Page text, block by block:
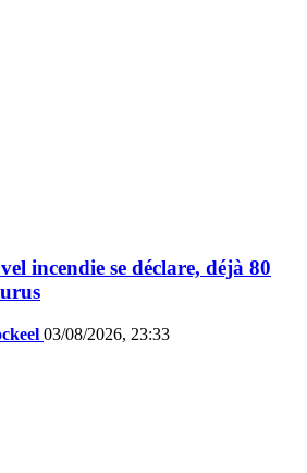
incendie se déclare, déjà 80
03/08/2026, 23:33